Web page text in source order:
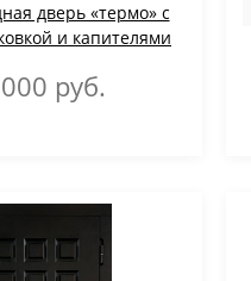
дверь «термо» с
и капителями
руб.